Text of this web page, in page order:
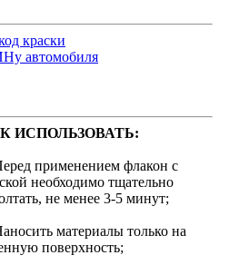
краски
автомобиля
ИСПОЛЬЗОВАТЬ:
применением флакон с
необходимо тщательно
не менее 3-5 минут;
материалы только на
поверхность;